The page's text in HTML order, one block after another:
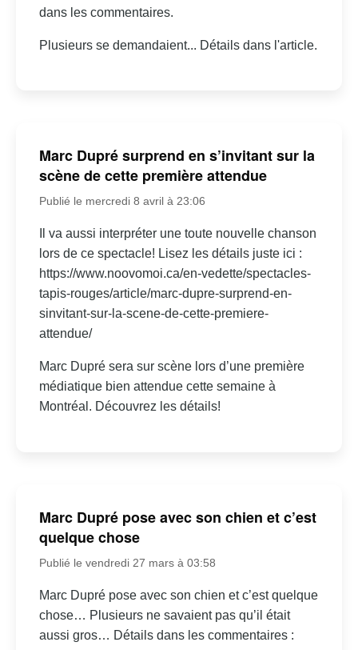
dans les commentaires.
Plusieurs se demandaient... Détails dans l'article.
Marc Dupré surprend en s’invitant sur la
scène de cette première attendue
Publié le mercredi 8 avril à 23:06
Il va aussi interpréter une toute nouvelle chanson
lors de ce spectacle! Lisez les détails juste ici :
https://www.noovomoi.ca/en-vedette/spectacles-
tapis-rouges/article/marc-dupre-surprend-en-
sinvitant-sur-la-scene-de-cette-premiere-
attendue/
Marc Dupré sera sur scène lors d’une première
médiatique bien attendue cette semaine à
Montréal. Découvrez les détails!
Marc Dupré pose avec son chien et c’est
quelque chose
Publié le vendredi 27 mars à 03:58
Marc Dupré pose avec son chien et c’est quelque
chose… Plusieurs ne savaient pas qu’il était
aussi gros… Détails dans les commentaires :